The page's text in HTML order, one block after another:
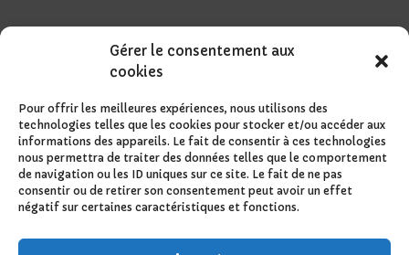
Gérer le consentement aux
cookies
Pour offrir les meilleures expériences, nous utilisons des
technologies telles que les cookies pour stocker et/ou accéder aux
informations des appareils. Le fait de consentir à ces technologies
nous permettra de traiter des données telles que le comportement
de navigation ou les ID uniques sur ce site. Le fait de ne pas
consentir ou de retirer son consentement peut avoir un effet
négatif sur certaines caractéristiques et fonctions.